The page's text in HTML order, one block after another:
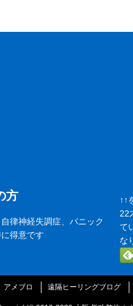
方
律神経失調症、パニック
得意です
↑↑
22
て
な
アメブロ 遠隔ヒーリングブログ